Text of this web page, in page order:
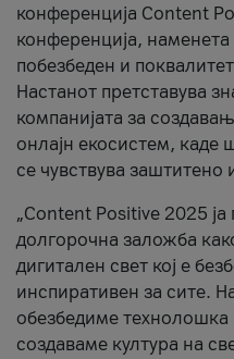
конференција Content
конференција, наменета
побезбеден и
Настанот претставува
компанијата за
онлајн екосистем, каде
се чувствува
„Content Positive 2025
долгорочна заложба
дигитален свет кој е
инспиративен за сите.
обезбедиме технолошка
создаваме култура на